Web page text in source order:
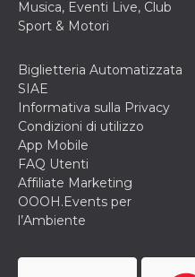
Musica, Eventi Live, Club
Sport & Motori
Biglietteria Automatizzata
SIAE
Informativa sulla Privacy
Condizioni di utilizzo
App Mobile
FAQ Utenti
Affiliate Marketing
OOOH.Events per
l’Ambiente